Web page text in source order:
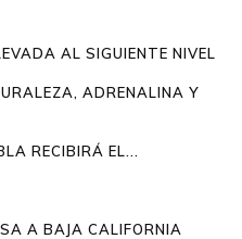
AL SIGUIENTE NIVEL
ADRENALINA Y
RECIBIRÁ EL...
A BAJA CALIFORNIA